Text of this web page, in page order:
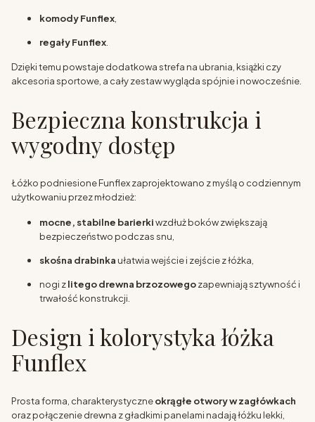
komody Funflex,
regały Funflex.
Dzięki temu powstaje dodatkowa strefa na ubrania, książki czy
akcesoria sportowe, a cały zestaw wygląda spójnie i nowocześnie.
Bezpieczna konstrukcja i
wygodny dostęp
Łóżko podniesione Funflex zaprojektowano z myślą o codziennym
użytkowaniu przez młodzież:
mocne, stabilne barierkiwzdłuż boków zwiększają
bezpieczeństwo podczas snu,
skośna drabinka ułatwia wejście i zejście z łóżka,
nogi zlitego drewna brzozowegozapewniają sztywność i
trwałość konstrukcji.
Design i kolorystyka łóżka
Funflex
Prosta forma, charakterystyczneokrągłe otwory w zagłówkach
oraz połączenie drewna z gładkimi panelami nadają łóżku lekki,